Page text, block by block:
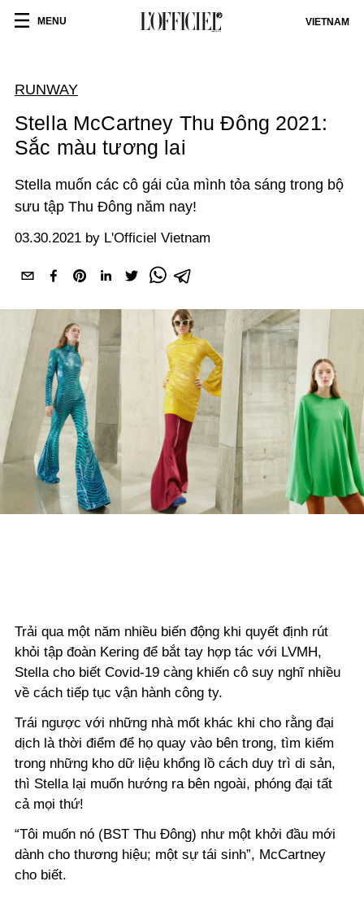
MENU VIETNAM
RUNWAY
Stella McCartney Thu Đông 2021:
Sắc màu tương lai
Stella muốn các cô gái của mình tỏa sáng trong bộ
sưu tập Thu Đông năm nay!
03.30.2021 by L'Officiel Vietnam
Trải qua một năm nhiều biến động khi quyết định rút
khỏi tập đoàn Kering để bắt tay hợp tác với LVMH,
Stella cho biết Covid-19 càng khiến cô suy nghĩ nhiều
về cách tiếp tục vận hành công ty.
Trái ngược với những nhà mốt khác khi cho rằng đại
dịch là thời điểm để họ quay vào bên trong, tìm kiếm
trong những kho dữ liệu khổng lồ cách duy trì di sản,
thì Stella lại muốn hướng ra bên ngoài, phóng đại tất
cả mọi thứ!
“Tôi muốn nó (BST Thu Đông) như một khởi đầu mới
dành cho thương hiệu; một sự tái sinh”, McCartney
cho biết.